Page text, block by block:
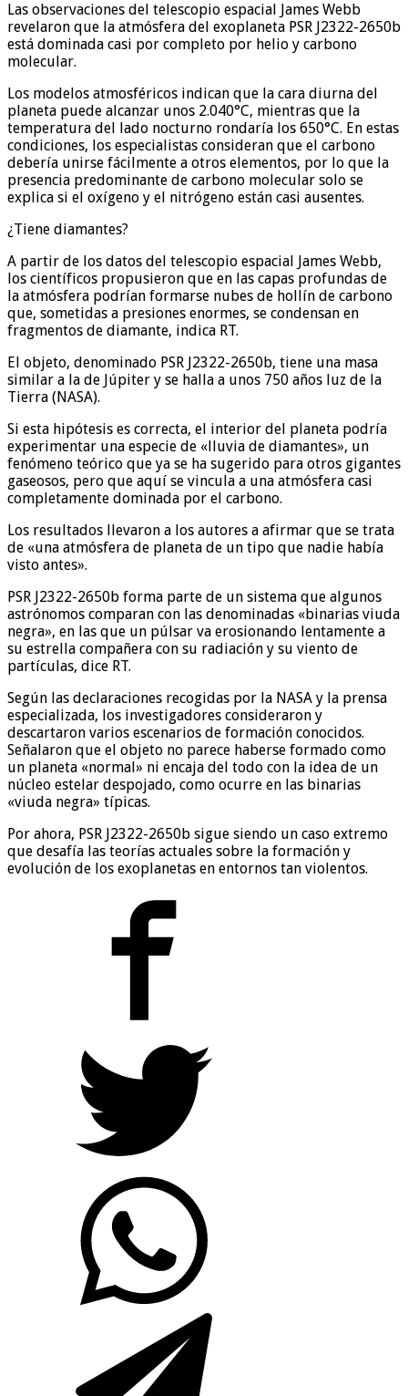
Las observaciones del telescopio espacial James Webb
revelaron que la atmósfera del exoplaneta PSR J2322-2650b
está dominada casi por completo por helio y carbono
molecular.
Los modelos atmosféricos indican que la cara diurna del
planeta puede alcanzar unos 2.040°C, mientras que la
temperatura del lado nocturno rondaría los 650°C. En estas
condiciones, los especialistas consideran que el carbono
debería unirse fácilmente a otros elementos, por lo que la
presencia predominante de carbono molecular solo se
explica si el oxígeno y el nitrógeno están casi ausentes.
¿Tiene diamantes?
A partir de los datos del telescopio espacial James Webb,
los científicos propusieron que en las capas profundas de
la atmósfera podrían formarse nubes de hollín de carbono
que, sometidas a presiones enormes, se condensan en
fragmentos de diamante, indica RT.
El objeto, denominado PSR J2322-2650b, tiene una masa
similar a la de Júpiter y se halla a unos 750 años luz de la
Tierra (NASA).
Si esta hipótesis es correcta, el interior del planeta podría
experimentar una especie de «lluvia de diamantes», un
fenómeno teórico que ya se ha sugerido para otros gigantes
gaseosos, pero que aquí se vincula a una atmósfera casi
completamente dominada por el carbono.
Los resultados llevaron a los autores a afirmar que se trata
de «una atmósfera de planeta de un tipo que nadie había
visto antes».
PSR J2322-2650b forma parte de un sistema que algunos
astrónomos comparan con las denominadas «binarias viuda
negra», en las que un púlsar va erosionando lentamente a
su estrella compañera con su radiación y su viento de
partículas, dice RT.
Según las declaraciones recogidas por la NASA y la prensa
especializada, los investigadores consideraron y
descartaron varios escenarios de formación conocidos.
Señalaron que el objeto no parece haberse formado como
un planeta «normal» ni encaja del todo con la idea de un
núcleo estelar despojado, como ocurre en las binarias
«viuda negra» típicas.
Por ahora, PSR J2322-2650b sigue siendo un caso extremo
que desafía las teorías actuales sobre la formación y
evolución de los exoplanetas en entornos tan violentos.